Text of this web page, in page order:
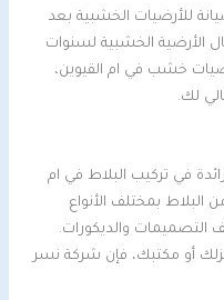
للأرضيات الخشبية بعد
الأرضية الخشبية لسنوات
خشب في ام القيوين،
لك.
في تركيب البلاط في ام
البلاط بمختلف الأنواع
التصميمات والديكورات.
أو مكتبك، فإن شركة نسر